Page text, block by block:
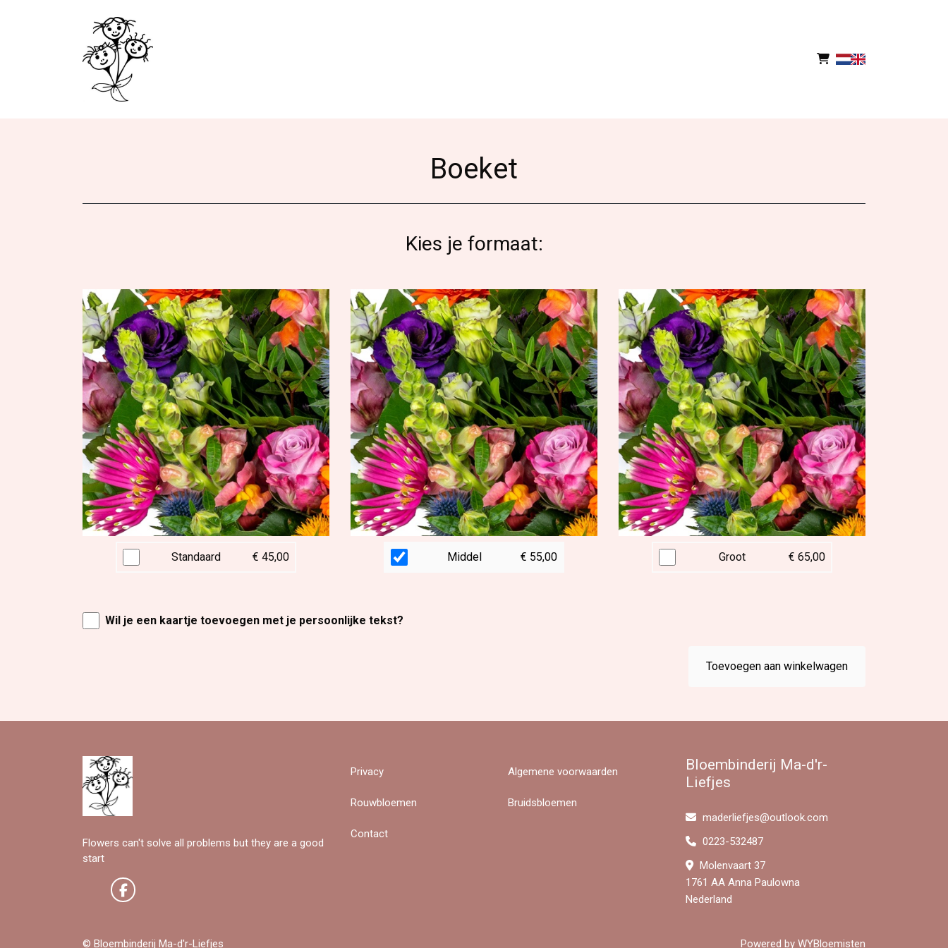
Boeket
Kies je formaat:
Standaard € 45,00 Middel € 55,00 Groot € 65,00
Wil je een kaartje toevoegen met je persoonlijke tekst?
Toevoegen aan winkelwagen
Flowers can't solve all problems but they are a good
start
Privacy Algemene voorwaarden
Rouwbloemen Bruidsbloemen
Contact
Bloembinderij Ma-d'r-
Liefjes
maderliefjes@outlook.com
0223-532487
Molenvaart 37
1761 AA Anna Paulowna
Nederland
© Bloembinderij Ma-d'r-Liefjes Powered by WYBloemisten